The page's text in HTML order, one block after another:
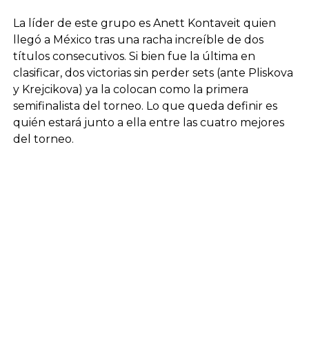
La líder de este grupo es Anett Kontaveit quien
llegó a México tras una racha increíble de dos
títulos consecutivos. Si bien fue la última en
clasificar, dos victorias sin perder sets (ante Pliskova
y Krejcikova) ya la colocan como la primera
semifinalista del torneo. Lo que queda definir es
quién estará junto a ella entre las cuatro mejores
del torneo.